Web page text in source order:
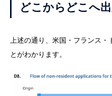
どこからどこへ
上述の通り、米国・フランス
とがわかります。